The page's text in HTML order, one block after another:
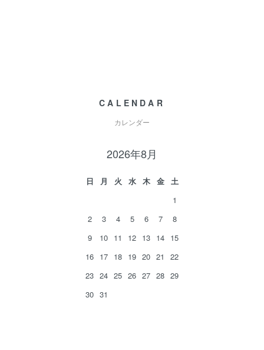
CALENDAR
カレンダー
2026年8月
日 月 火 水 木 金
土
1
2
3 4 5 6 7
8
9
10 11 12 13 14 15
16 17 18 19 20 21
22
23 24 25 26 27 28 29
30 31